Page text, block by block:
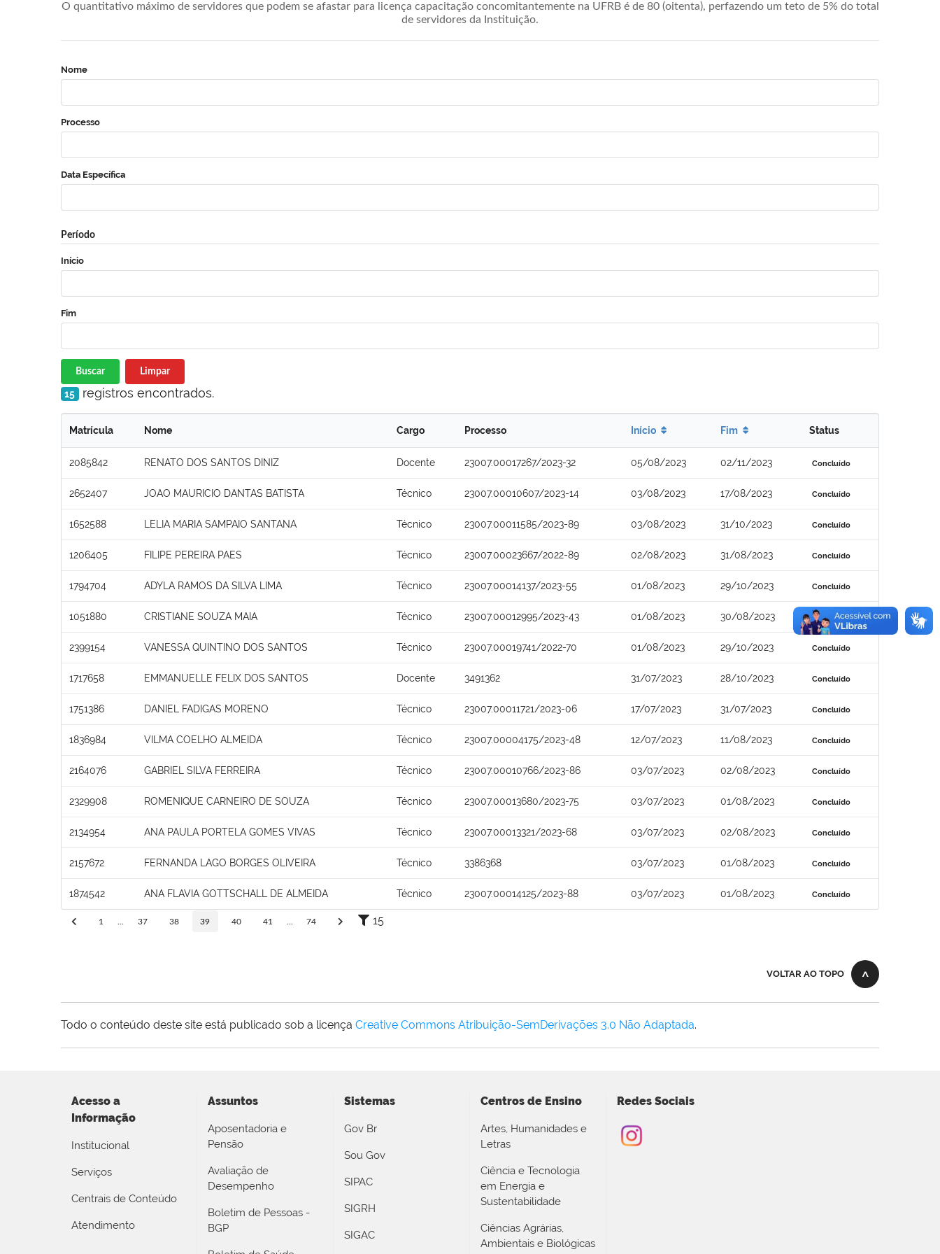
O quantitativo máximo de servidores que podem se afastar para licença capacitação concomitantemente na UFRB é de 80 (oitenta), perfazendo um teto de 5% do total
de servidores da Instituição.
Nome
Processo
Data Específica
Período
Início
Fim
Buscar Limpar
15 registros encontrados.
Matrícula Nome Cargo Processo Início Fim Status
2085842 RENATO DOS SANTOS DINIZ Docente 23007.00017267/2023-32 05/08/2023 02/11/2023 Concluído
2652407 JOAO MAURICIO DANTAS BATISTA Técnico 23007.00010607/2023-14 03/08/2023 17/08/2023 Concluído
1652588 LELIA MARIA SAMPAIO SANTANA Técnico 23007.00011585/2023-89 03/08/2023 31/10/2023 Concluído
1206405 FILIPE PEREIRA PAES Técnico 23007.00023667/2022-89 02/08/2023 31/08/2023 Concluído
1794704 ADYLA RAMOS DA SILVA LIMA Técnico 23007.00014137/2023-55 01/08/2023 29/10/2023 Concluído
1051880 CRISTIANE SOUZA MAIA Técnico 23007.00012995/2023-43 01/08/2023 30/08/2023 Concluído
2399154 VANESSA QUINTINO DOS SANTOS Técnico 23007.00019741/2022-70 01/08/2023 29/10/2023 Concluído
1717658 EMMANUELLE FELIX DOS SANTOS Docente 3491362 31/07/2023 28/10/2023 Concluído
1751386 DANIEL FADIGAS MORENO Técnico 23007.00011721/2023-06 17/07/2023 31/07/2023 Concluído
1836984 VILMA COELHO ALMEIDA Técnico 23007.00004175/2023-48 12/07/2023 11/08/2023 Concluído
2164076 GABRIEL SILVA FERREIRA Técnico 23007.00010766/2023-86 03/07/2023 02/08/2023 Concluído
2329908 ROMENIQUE CARNEIRO DE SOUZA Técnico 23007.00013680/2023-75 03/07/2023 01/08/2023 Concluído
2134954 ANA PAULA PORTELA GOMES VIVAS Técnico 23007.00013321/2023-68 03/07/2023 02/08/2023 Concluído
2157672 FERNANDA LAGO BORGES OLIVEIRA Técnico 3386368 03/07/2023 01/08/2023 Concluído
1874542 ANA FLAVIA GOTTSCHALL DE ALMEIDA Técnico 23007.00014125/2023-88 03/07/2023 01/08/2023 Concluído
1 37 38 39 40 41 74 15
VOLTAR AO TOPO
Todo o conteúdo deste site está publicado sob a licença Creative Commons Atribuição-SemDerivações 3.0 Não Adaptada.
Acesso a
Informação
Institucional
Serviços
Centrais de Conteúdo
Atendimento
Assuntos
Aposentadoria e
Pensão
Avaliação de
Desempenho
Boletim de Pessoas -
BGP
Sistemas
Gov Br
Sou Gov
SIPAC
SIGRH
SIGAC
Centros de Ensino
Artes, Humanidades e
Letras
Ciência e Tecnologia
em Energia e
Sustentabilidade
Ciências Agrárias,
Ambientais e Biológicas
Redes Sociais